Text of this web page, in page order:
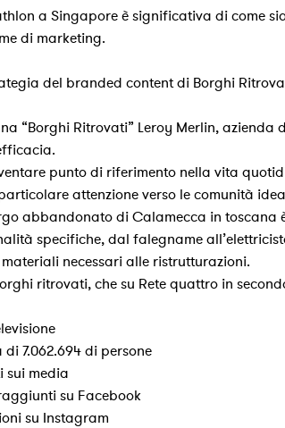
a Singapore è significativa di come
di marketing.
del branded content di Borghi
“Borghi Ritrovati” Leroy Merlin,
punto di riferimento nella vita
attenzione verso le comunità
abbandonato di Calamecca in
specifiche, dal falegname
necessari alle ristrutturazioni.
ritrovati, che su Rete quattro in
7.062.694 di persone
sui media
su Facebook
su Instagram